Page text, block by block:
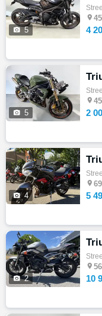
 5

4
 5

2
 4

5
 2

10